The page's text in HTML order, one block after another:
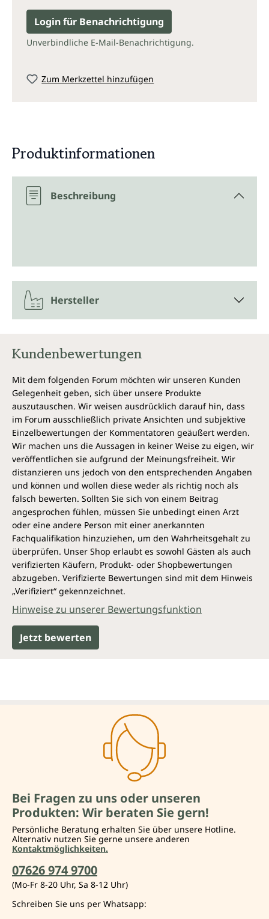
Login für Benachrichtigung
Unverbindliche E-Mail-Benachrichtigung.
Zum Merkzettel hinzufügen
Produktinformationen
Beschreibung
Hersteller
Kundenbewertungen
Mit dem folgenden Forum möchten wir unseren Kunden
Gelegenheit geben, sich über unsere Produkte
auszutauschen. Wir weisen ausdrücklich darauf hin, dass
im Forum ausschließlich private Ansichten und subjektive
Einzelbewertungen der Kommentatoren geäußert werden.
Wir machen uns die Aussagen in keiner Weise zu eigen, wir
veröffentlichen sie aufgrund der Meinungsfreiheit. Wir
distanzieren uns jedoch von den entsprechenden Angaben
und können und wollen diese weder als richtig noch als
falsch bewerten. Sollten Sie sich von einem Beitrag
angesprochen fühlen, müssen Sie unbedingt einen Arzt
oder eine andere Person mit einer anerkannten
Fachqualifikation hinzuziehen, um den Wahrheitsgehalt zu
überprüfen. Unser Shop erlaubt es sowohl Gästen als auch
verifizierten Käufern, Produkt- oder Shopbewertungen
abzugeben. Verifizierte Bewertungen sind mit dem Hinweis
„Verifiziert“ gekennzeichnet.
Hinweise zu unserer Bewertungsfunktion
Jetzt bewerten
Bei Fragen zu uns oder unseren
Produkten: Wir beraten Sie gern!
Persönliche Beratung erhalten Sie über unsere Hotline.
Alternativ nutzen Sie gerne unsere anderen
Kontaktmöglichkeiten.
07626 974 9700
(Mo-Fr 8-20 Uhr, Sa 8-12 Uhr)
Schreiben Sie uns per Whatsapp: